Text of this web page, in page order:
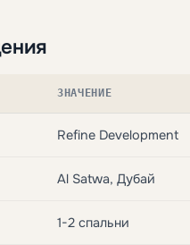
ЗНАЧЕНИЕ
Refine Development
Al Satwa, Дубай
1-2 спальни